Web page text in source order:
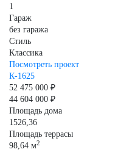
1
Гараж
без гаража
Стиль
Классика
Посмотреть проект
К-1625
52 475 000 ₽
44 604 000 ₽
Площадь дома
1526,36
Площадь террасы
98,64 м2